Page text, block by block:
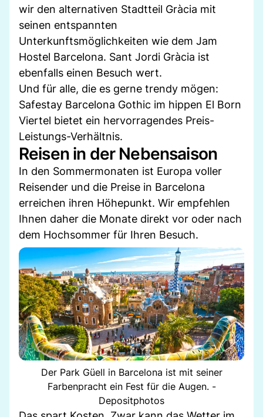
wir den alternativen Stadtteil Gràcia mit
seinen entspannten
Unterkunftsmöglichkeiten wie dem Jam
Hostel Barcelona. Sant Jordi Gràcia ist
ebenfalls einen Besuch wert.
Und für alle, die es gerne trendy mögen:
Safestay Barcelona Gothic im hippen El Born
Viertel bietet ein hervorragendes Preis-
Leistungs-Verhältnis.
Reisen in der Nebensaison
In den Sommermonaten ist Europa voller
Reisender und die Preise in Barcelona
erreichen ihren Höhepunkt. Wir empfehlen
Ihnen daher die Monate direkt vor oder nach
dem Hochsommer für Ihren Besuch.
Der Park Güell in Barcelona ist mit seiner
Farbenpracht ein Fest für die Augen. -
Depositphotos